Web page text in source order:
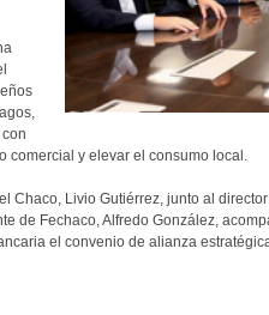
comercial y elevar el consumo local.
Chaco, Livio Gutiérrez, junto al
de Fechaco, Alfredo González,
el convenio de alianza